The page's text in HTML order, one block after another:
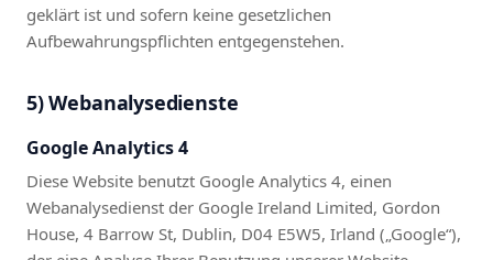
geklärt ist und sofern keine gesetzlichen
Aufbewahrungspflichten entgegenstehen.
5) Webanalysedienste
Google Analytics 4
Diese Website benutzt Google Analytics 4, einen
Webanalysedienst der Google Ireland Limited, Gordon
House, 4 Barrow St, Dublin, D04 E5W5, Irland („Google“),